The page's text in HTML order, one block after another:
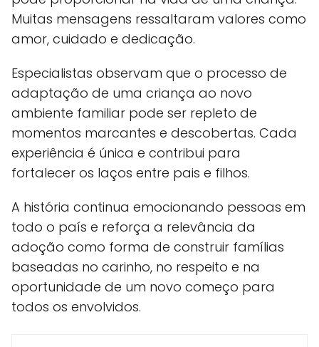
Muitas mensagens ressaltaram valores como
amor, cuidado e dedicação.
Especialistas observam que o processo de
adaptação de uma criança ao novo
ambiente familiar pode ser repleto de
momentos marcantes e descobertas. Cada
experiência é única e contribui para
fortalecer os laços entre pais e filhos.
A história continua emocionando pessoas em
todo o país e reforça a relevância da
adoção como forma de construir famílias
baseadas no carinho, no respeito e na
oportunidade de um novo começo para
todos os envolvidos.